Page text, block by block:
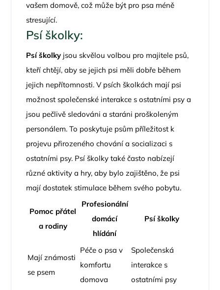
vašem domově, což může být pro psa méně
stresující.
Psí školky:
Psí školky jsou skvělou volbou pro majitele psů,
kteří chtějí, aby se jejich psi měli dobře během
jejich nepřítomnosti. V psích školkách mají psi
možnost společenské interakce s ostatními psy a
jsou pečlivě sledováni a staráni proškoleným
personálem. To poskytuje psům příležitost k
projevu přirozeného chování a socializaci s
ostatními psy. Psí školky také často nabízejí
různé aktivity a hry, aby bylo zajištěno, že psi
mají dostatek stimulace během svého pobytu.
Pomoc přátel
a rodiny
Profesionální
domácí
hlídání
Psí školky
Mají známosti
se psem
Péče o psa v
komfortu
domova
Společenská
interakce s
ostatními psy